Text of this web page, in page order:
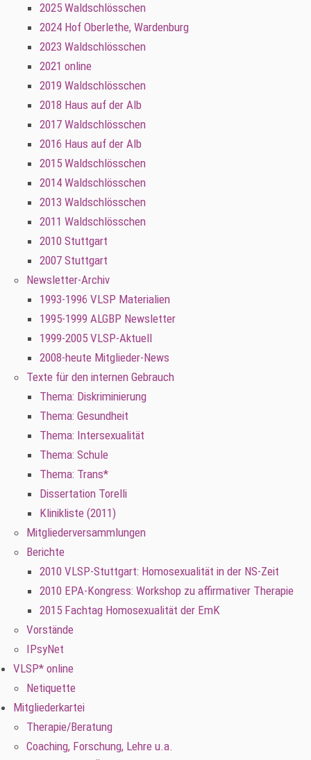
2025 Waldschlösschen
2024 Hof Oberlethe, Wardenburg
2023 Waldschlösschen
2021 online
2019 Waldschlösschen
2018 Haus auf der Alb
2017 Waldschlösschen
2016 Haus auf der Alb
2015 Waldschlösschen
2014 Waldschlösschen
2013 Waldschlösschen
2011 Waldschlösschen
2010 Stuttgart
2007 Stuttgart
Newsletter-Archiv
1993-1996 VLSP Materialien
1995-1999 ALGBP Newsletter
1999-2005 VLSP-Aktuell
2008-heute Mitglieder-News
Texte für den internen Gebrauch
Thema: Diskriminierung
Thema: Gesundheit
Thema: Intersexualität
Thema: Schule
Thema: Trans*
Dissertation Torelli
Klinikliste (2011)
Mitgliederversammlungen
Berichte
2010 VLSP-Stuttgart: Homosexualität in der NS-Zeit
2010 EPA-Kongress: Workshop zu affirmativer Therapie
2015 Fachtag Homosexualität der EmK
Vorstände
IPsyNet
VLSP* online
Netiquette
Mitgliederkartei
Therapie/Beratung
Coaching, Forschung, Lehre u.a.